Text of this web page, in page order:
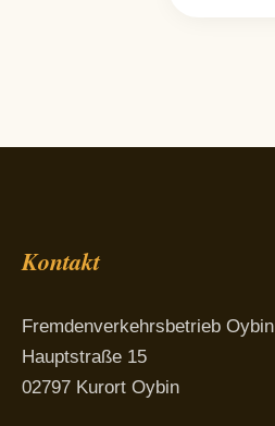
Kontakt
Fremdenverkehrsbetrieb Oybin
Hauptstraße 15
02797 Kurort Oybin